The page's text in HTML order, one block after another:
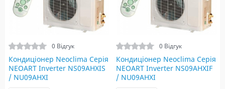
0 Відгук
Кондиціонер Neoclima Серія
NEOART Inverter NS09AHXIS
/ NU09AHXI
0 Відгук
Кондиціонер Neoclima Серія
NEOART Inverter NS09AHXIF
/ NU09AHXI